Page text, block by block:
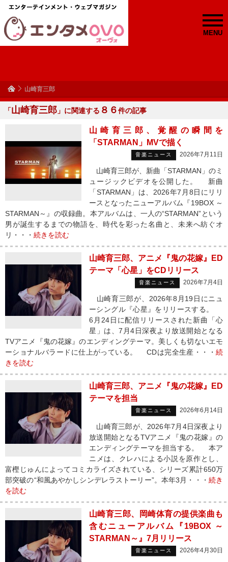
MENU
山崎育三郎
「山崎育三郎 」に関連する ８６件の記事
山崎育三郎、覚醒の瞬間を
「STARMAN」MVで描く
音楽ニュース 2026年7月11日
山崎育三郎が、新曲「STARMAN」のミ
ュージックビデオを公開した。 新曲
「STARMAN」は、2026年7月8日にリリ
ースとなったニューアルバム『19BOX ～
STARMAN～』の収録曲。本アルバムは、一人の“STARMAN”という
男が誕生するまでの物語を、時代を彩った名曲と、未来へ紡ぐオ
リ・・・ 続きを読む
山崎育三郎、アニメ『鬼の花嫁』ED
テーマ「心星」をCDリリース
音楽ニュース 2026年7月4日
山崎育三郎が、2026年8月19日にニュ
ーシングル『心星』をリリースする。
6月24日に配信リリースされた新曲「心
星」は、7月4日深夜より放送開始となる
TVアニメ『鬼の花嫁』のエンディングテーマ。美しくも切ないエモ
ーショナルバラードに仕上がっている。 CDは完全生産・・・ 続
きを読む
山崎育三郎、アニメ『鬼の花嫁』ED
テーマを担当
音楽ニュース 2026年6月14日
山崎育三郎が、2026年7月4日深夜より
放送開始となるTVアニメ『鬼の花嫁』の
エンディングテーマを担当する。 本ア
ニメは、クレハによる小説を原作とし、
富樫じゅんによってコミカライズされている、シリーズ累計650万
部突破の“和風あやかしシンデレラストーリー”。本年3月・・・ 続き
を読む
山崎育三郎、岡崎体育の提供楽曲も
含むニューアルバム『19BOX ～
STARMAN～』7月リリース
音楽ニュース 2026年4月30日